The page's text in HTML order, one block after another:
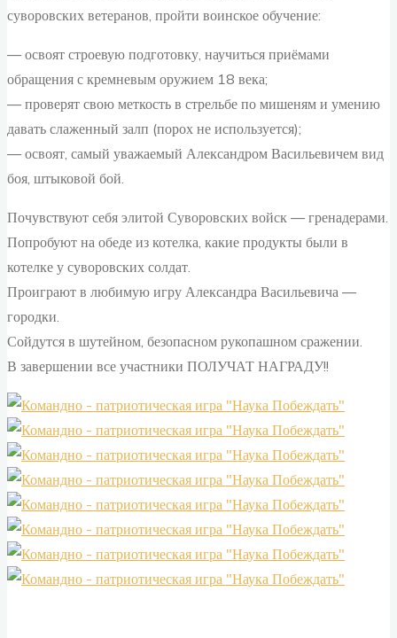
суворовских ветеранов, пройти воинское обучение:
— освоят строевую подготовку, научиться приёмами
обращения с кремневым оружием 18 века;
— проверят свою меткость в стрельбе по мишеням и умению
давать слаженный залп (порох не используется);
— освоят, самый уважаемый Александром Васильевичем вид
боя, штыковой бой.
Почувствуют себя элитой Суворовских войск — гренадерами.
Попробуют на обеде из котелка, какие продукты были в
котелке у суворовских солдат.
Проиграют в любимую игру Александра Васильевича —
городки.
Сойдутся в шутейном, безопасном рукопашном сражении.
В завершении все участники ПОЛУЧАТ НАГРАДУ!!